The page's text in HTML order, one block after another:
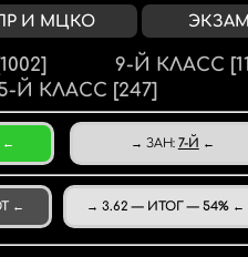
9-Й КЛАСС
Й КЛАСС [247]
ЗАН: 7-Й
3.62 — ИТОГ — 54%
И МЦКО